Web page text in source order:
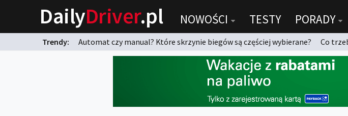
DailyDriver.pl NOWOŚCI TESTY PORADY
Trendy: Automat czy manual? Które skrzynie biegów są częściej wybierane? Co